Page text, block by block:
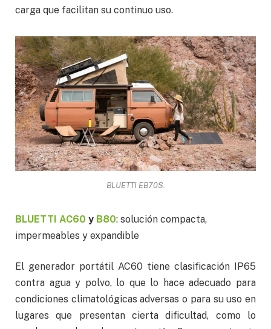
carga que facilitan su continuo uso.
BLUETTI EB70S.
BLUETTI AC60 y B80: solución compacta,
impermeables y expandible
El generador portátil AC60 tiene clasificación IP65
contra agua y polvo, lo que lo hace adecuado para
condiciones climatológicas adversas o para su uso en
lugares que presentan cierta dificultad, como lo